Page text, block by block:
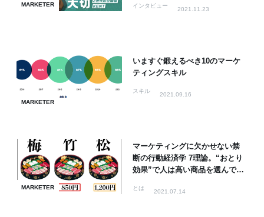
MARKETER インタビュー
2021.11.23
MARKETER
いますぐ鍛えるべき10のマーケ
ティングスキル
スキル
2021.09.16
MARKETER
マーケティングに欠かせない禁
断の行動経済学 7理論。“おとり
効果”で人は高い商品を選んでし
とは
2021.07.14